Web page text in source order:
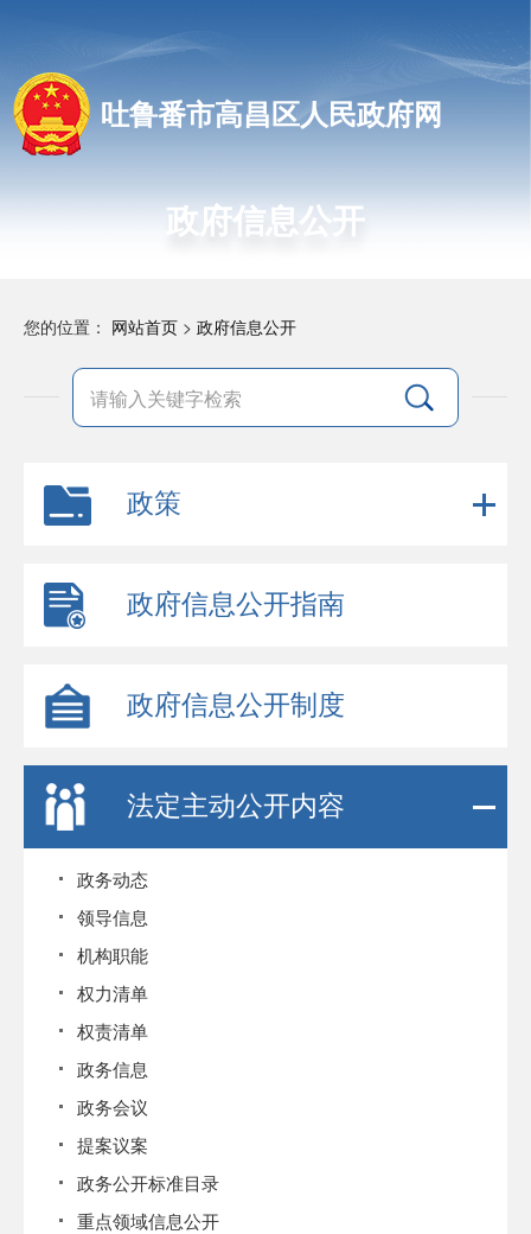
吐鲁番市高昌区人民政府网
政府信息公开
您的位置： 网站首页 > 政府信息公开
政策
政府信息公开指南
政府信息公开制度
法定主动公开内容
政务动态
领导信息
机构职能
权力清单
权责清单
政务信息
政务会议
提案议案
政务公开标准目录
重点领域信息公开